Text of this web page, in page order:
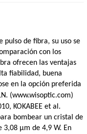
pulso de fibra, su uso se
con los
ofrecen las ventajas
fiabilidad, buena
en la opción preferida
(www.wisoptic.com)
KOKABEE et al.
bombear un cristal de
3,08 μm de 4,9 W. En